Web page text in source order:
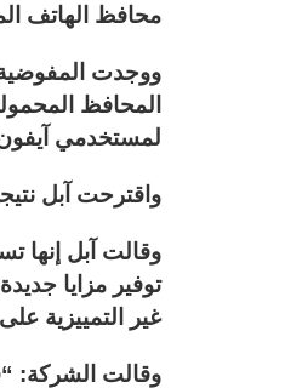
محافظ الهاتف
لمستخدمي
واقترحت آبل
وقالت آبل إنها
توفير مزايا
غير التمييزية
وقالت الشركة: